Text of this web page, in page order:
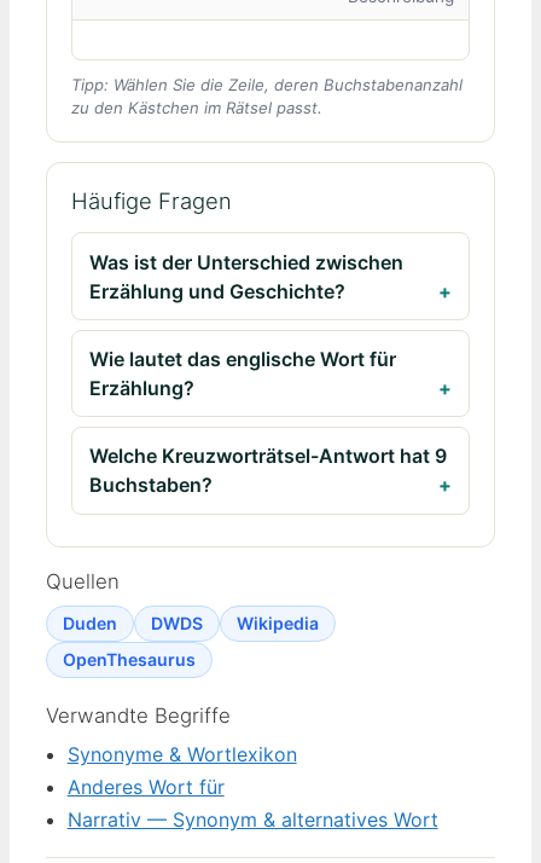
Tipp: Wählen Sie die Zeile, deren Buchstabenanzahl
zu den Kästchen im Rätsel passt.
Häufige Fragen
Was ist der Unterschied zwischen
Erzählung und Geschichte?
Wie lautet das englische Wort für
Erzählung?
Welche Kreuzworträtsel-Antwort hat 9
Buchstaben?
Quellen
Duden DWDS
Wikipedia
OpenThesaurus
Verwandte Begriffe
Synonyme & Wortlexikon
Anderes Wort für
Narrativ — Synonym & alternatives Wort